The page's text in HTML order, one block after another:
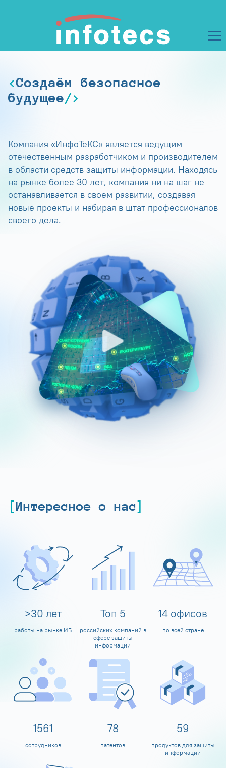
Создаём безопасное
будущее
Компания «ИнфоТеКС» является ведущим
отечественным разработчиком и производителем
в области средств защиты информации. Находясь
на рынке более 30 лет, компания ни на шаг не
останавливается в своем развитии, создавая
новые проекты и набирая в штат профессионалов
своего дела.
Интересное о нас
>30 лет
работы на рынке ИБ
Топ 5
российских компаний в
сфере защиты
информации
14 офисов
по всей стране
1600
сотрудников
80
патентов
60
продуктов для защиты
информации